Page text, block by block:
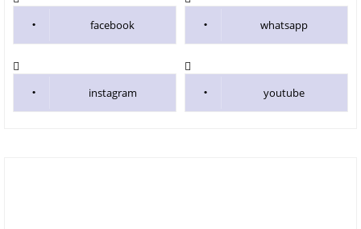
facebook whatsapp
instagram youtube